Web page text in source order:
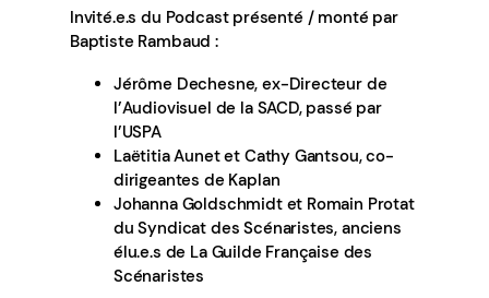
Invité.e.s du Podcast présenté / monté par
Baptiste Rambaud :
Jérôme Dechesne, ex-Directeur de
l’Audiovisuel de la SACD, passé par
l’USPA
Laëtitia Aunet et Cathy Gantsou, co-
dirigeantes de Kaplan
Johanna Goldschmidt et Romain Protat
du Syndicat des Scénaristes, anciens
élu.e.s de La Guilde Française des
Scénaristes